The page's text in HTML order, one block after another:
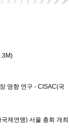
영향 연구 - CISAC(국
제연맹) 서울 총회 개최